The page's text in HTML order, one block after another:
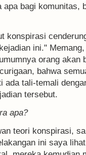
apa bagi komunitas,
konspirasi
ini."
orang akan
bahwa
ada tali-temali
tersebut.
apa?
teori konspirasi,
ini saya